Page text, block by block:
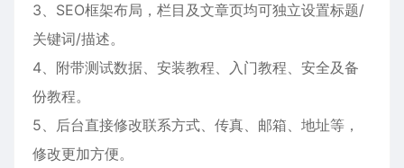
3、SEO框架布局，栏目及文章页均可独立设置标题/
关键词/描述。
4、附带测试数据、安装教程、入门教程、安全及备
份教程。
5、后台直接修改联系方式、传真、邮箱、地址等，
修改更加方便。